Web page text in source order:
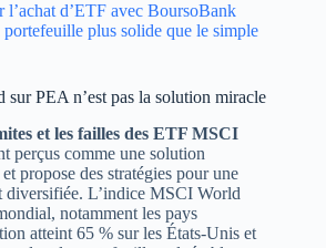
d’ETF avec BoursoBank
plus solide que le simple
PEA n’est pas la solution miracle
et les failles des ETF MSCI
perçus comme une solution
propose des stratégies pour une
diversifiée. L’indice MSCI World
notamment les pays
atteint 65 % sur les États-Unis et